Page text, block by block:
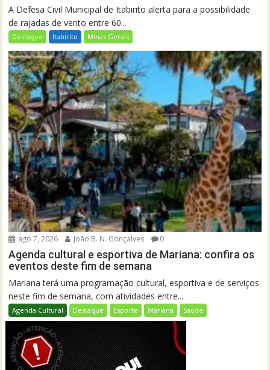
A Defesa Civil Municipal de Itabirito alerta para a possibilidade
de rajadas de vento entre 60...
Destaque Itabirito Minas Gerais
ago 7, 2026 João B. N. Gonçalves 0
Agenda cultural e esportiva de Mariana: confira os
eventos deste fim de semana
Mariana terá uma programação cultural, esportiva e de serviços
neste fim de semana, com atividades entre...
Agenda Cultural Destaque Esporte Mariana Saúde